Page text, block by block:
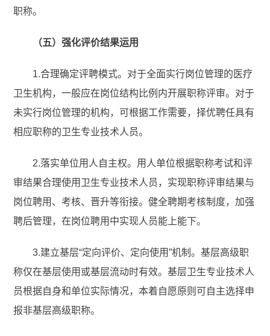
职称。
（五）强化评价结果运用
1.合理确定评聘模式。对于全面实行岗位管理的医疗
卫生机构，一般应在岗位结构比例内开展职称评审。对于
未实行岗位管理的机构，可根据工作需要，择优聘任具有
相应职称的卫生专业技术人员。
2.落实单位用人自主权。用人单位根据职称考试和评
审结果合理使用卫生专业技术人员，实现职称评审结果与
岗位聘用、考核、晋升等衔接。健全聘期考核制度，加强
聘后管理，在岗位聘用中实现人员能上能下。
3.建立基层“定向评价、定向使用”机制。基层高级职
称仅在基层使用或基层流动时有效。基层卫生专业技术人
员根据自身和单位实际情况，本着自愿原则可自主选择申
报非基层高级职称。